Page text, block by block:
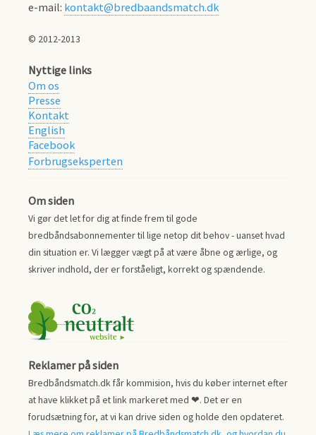
e-mail: kontakt@bredbaandsmatch.dk
© 2012-2013
Nyttige links
Om os
Presse
Kontakt
English
Facebook
Forbrugseksperten
Om siden
Vi gør det let for dig at finde frem til gode
bredbåndsabonnementer til lige netop dit behov - uanset hvad
din situation er. Vi lægger vægt på at være åbne og ærlige, og
skriver indhold, der er forståeligt, korrekt og spændende.
Reklamer på siden
Bredbåndsmatch.dk får kommision, hvis du køber internet efter
at have klikket på et link markeret med ❤. Det er en
forudsætning for, at vi kan drive siden og holde den opdateret.